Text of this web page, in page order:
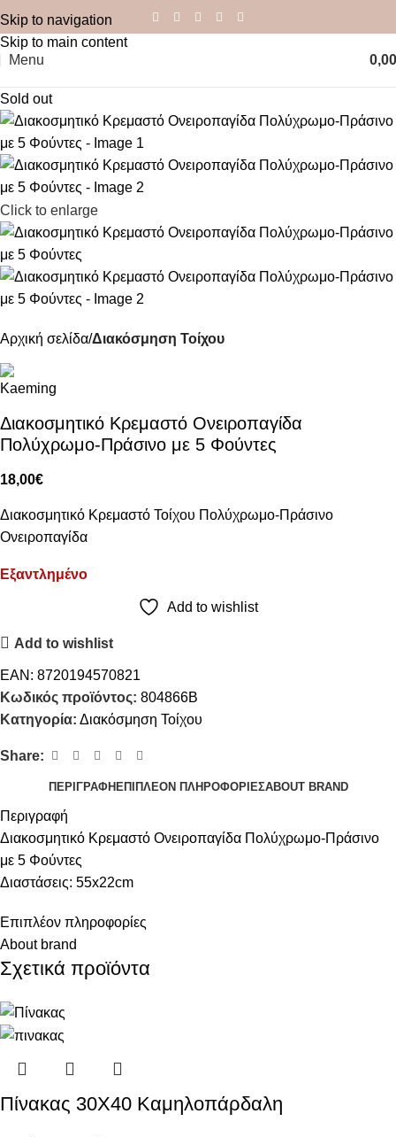
Skip to navigation
Skip to main content
Menu
0,00
Sold out
Click to enlarge
Αρχική σελίδα Διακόσμηση Τοίχου
Διακοσμητικό Κρεμαστό Ονειροπαγίδα
Πολύχρωμο-Πράσινο με 5 Φούντες
18,00€
Διακοσμητικό Κρεμαστό Τοίχου Πολύχρωμο-Πράσινο
Ονειροπαγίδα
Εξαντλημένο
Add to wishlist
Add to wishlist
EAN: 8720194570821
Κωδικός προϊόντος: 804866B
Κατηγορία: Διακόσμηση Τοίχου
Share:
ΠΕΡΙΓΡΑΦΉ ΕΠΙΠΛΈΟΝ ΠΛΗΡΟΦΟΡΊΕΣABOUT BRAND
Περιγραφή
Διακοσμητικό Κρεμαστό Ονειροπαγίδα Πολύχρωμο-Πράσινο
με 5 Φούντες
Διαστάσεις: 55x22cm
Επιπλέον πληροφορίες
About brand
Σχετικά προϊόντα
Πίνακας 30Χ40 Καμηλοπάρδαλη